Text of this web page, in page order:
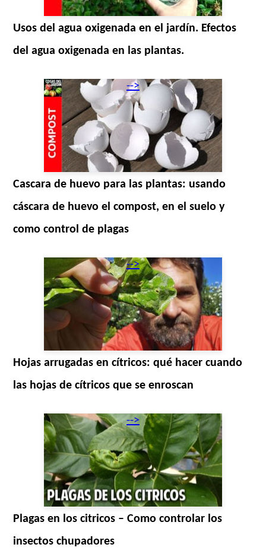
Usos del agua oxigenada en el jardín. Efectos
del agua oxigenada en las plantas.
-->
Cascara de huevo para las plantas: usando
cáscara de huevo el compost, en el suelo y
como control de plagas
-->
Hojas arrugadas en cítricos: qué hacer cuando
las hojas de cítricos que se enroscan
-->
Plagas en los citricos – Como controlar los
insectos chupadores